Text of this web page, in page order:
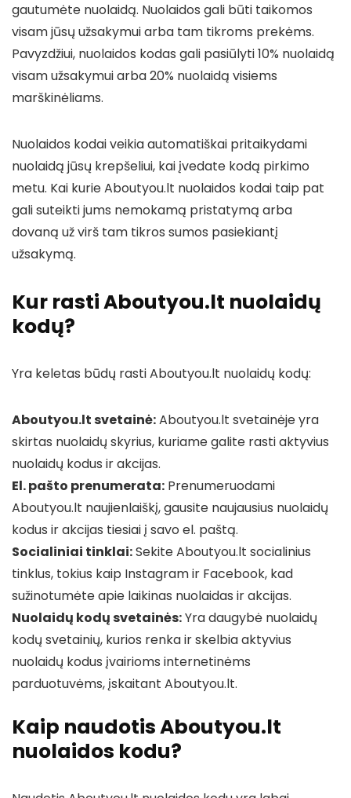
gautumėte nuolaidą. Nuolaidos gali būti taikomos
visam jūsų užsakymui arba tam tikroms prekėms.
Pavyzdžiui, nuolaidos kodas gali pasiūlyti 10% nuolaidą
visam užsakymui arba 20% nuolaidą visiems
marškinėliams.
Nuolaidos kodai veikia automatiškai pritaikydami
nuolaidą jūsų krepšeliui, kai įvedate kodą pirkimo
metu. Kai kurie Aboutyou.lt nuolaidos kodai taip pat
gali suteikti jums nemokamą pristatymą arba
dovaną už virš tam tikros sumos pasiekiantį
užsakymą.
Kur rasti Aboutyou.lt nuolaidų
kodų?
Yra keletas būdų rasti Aboutyou.lt nuolaidų kodų:
Aboutyou.lt svetainė:Aboutyou.lt svetainėje yra
skirtas nuolaidų skyrius, kuriame galite rasti aktyvius
nuolaidų kodus ir akcijas.
El. pašto prenumerata: Prenumeruodami
Aboutyou.lt naujienlaiškį, gausite naujausius nuolaidų
kodus ir akcijas tiesiai į savo el. paštą.
Socialiniai tinklai:Sekite Aboutyou.lt socialinius
tinklus, tokius kaip Instagram ir Facebook, kad
sužinotumėte apie laikinas nuolaidas ir akcijas.
Nuolaidų kodų svetainės:Yra daugybė nuolaidų
kodų svetainių, kurios renka ir skelbia aktyvius
nuolaidų kodus įvairioms internetinėms
parduotuvėms, įskaitant Aboutyou.lt.
Kaip naudotis Aboutyou.lt
nuolaidos kodu?